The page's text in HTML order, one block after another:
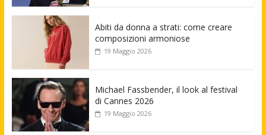
Abiti da donna a strati: come creare
composizioni armoniose
19 Maggio 2026
Michael Fassbender, il look al festival
di Cannes 2026
19 Maggio 2026